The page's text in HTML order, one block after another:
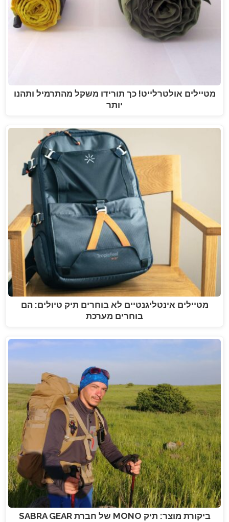
מטיילים אולטרלייט! כך תורידו משקל מהתרמיל ותהנו
יותר
מטיילים אינטליגנטיים לא בוחרים תיק טיולים: הם
בוחרים מערכת
ביקורת מוצר: תיק MONO של חברת SABRA GEAR